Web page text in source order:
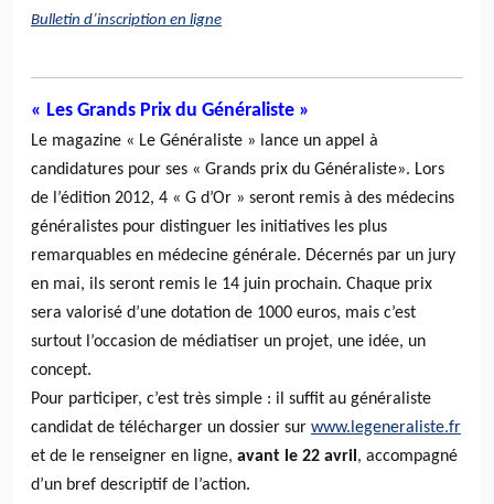
Bulletin d’inscription en ligne
« Les Grands Prix du Généraliste »
Le magazine « Le Généraliste » lance un appel à
candidatures pour ses « Grands prix du Généraliste». Lors
de l’édition 2012, 4 « G d’Or » seront remis à des médecins
généralistes pour distinguer les initiatives les plus
remarquables en médecine générale. Décernés par un jury
en mai, ils seront remis le 14 juin prochain. Chaque prix
sera valorisé d’une dotation de 1000 euros, mais c’est
surtout l’occasion de médiatiser un projet, une idée, un
concept.
Pour participer, c’est très simple : il suffit au généraliste
candidat de télécharger un dossier sur www.legeneraliste.fr
et de le renseigner en ligne, avant le 22 avril, accompagné
d’un bref descriptif de l’action.